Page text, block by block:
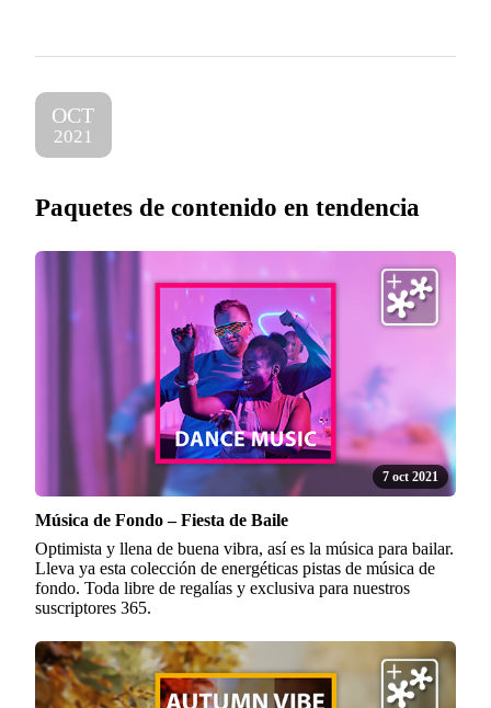
OCT
2021
Paquetes de contenido en tendencia
7 oct 2021
Música de Fondo – Fiesta de Baile
Optimista y llena de buena vibra, así es la música para bailar.
Lleva ya esta colección de energéticas pistas de música de
fondo. Toda libre de regalías y exclusiva para nuestros
suscriptores 365.